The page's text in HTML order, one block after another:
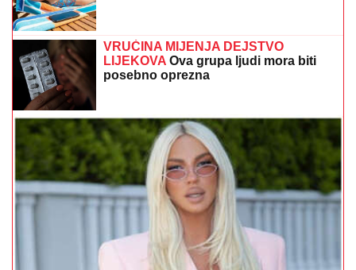
VRUĆINA MIJENJA DEJSTVO
LIJEKOVA Ova grupa ljudi mora biti
posebno oprezna